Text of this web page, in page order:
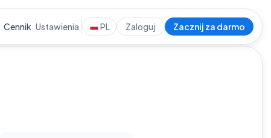
Cennik Ustawienia PL Zaloguj Zacznij za darmo